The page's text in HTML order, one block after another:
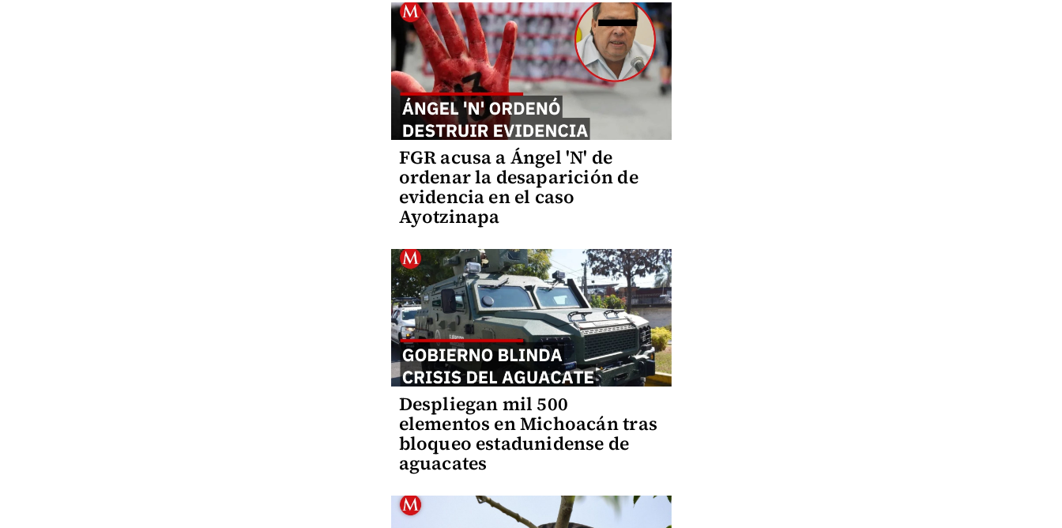
FGR acusa a Ángel 'N' de
ordenar la desaparición de
evidencia en el caso
Ayotzinapa
Despliegan mil 500
elementos en Michoacán tras
bloqueo estadunidense de
aguacates